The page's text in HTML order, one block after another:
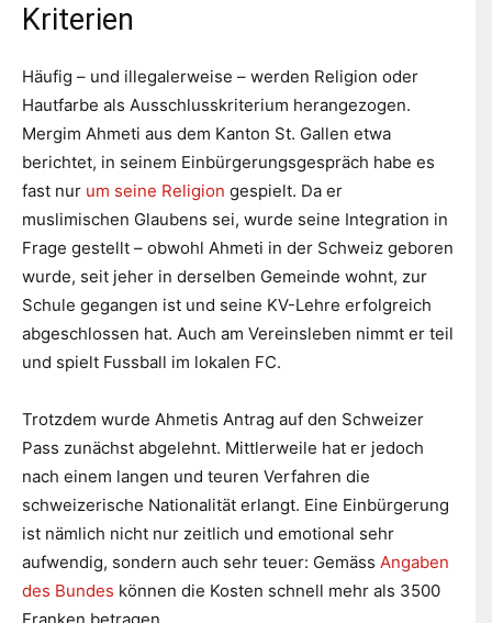
Kriterien
Häufig – und illegalerweise – werden Religion oder
Hautfarbe als Ausschlusskriterium herangezogen.
Mergim Ahmeti aus dem Kanton St. Gallen etwa
berichtet, in seinem Einbürgerungsgespräch habe es
fast nur um seine Religion gespielt. Da er
muslimischen Glaubens sei, wurde seine Integration in
Frage gestellt – obwohl Ahmeti in der Schweiz geboren
wurde, seit jeher in derselben Gemeinde wohnt, zur
Schule gegangen ist und seine KV-Lehre erfolgreich
abgeschlossen hat. Auch am Vereinsleben nimmt er teil
und spielt Fussball im lokalen FC.
Trotzdem wurde Ahmetis Antrag auf den Schweizer
Pass zunächst abgelehnt. Mittlerweile hat er jedoch
nach einem langen und teuren Verfahren die
schweizerische Nationalität erlangt. Eine Einbürgerung
ist nämlich nicht nur zeitlich und emotional sehr
aufwendig, sondern auch sehr teuer: Gemäss Angaben
des Bundes können die Kosten schnell mehr als 3500